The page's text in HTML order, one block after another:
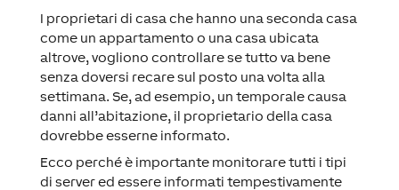
I proprietari di casa che hanno una seconda casa
come un appartamento o una casa ubicata
altrove, vogliono controllare se tutto va bene
senza doversi recare sul posto una volta alla
settimana. Se, ad esempio, un temporale causa
danni all’abitazione, il proprietario della casa
dovrebbe esserne informato.
Ecco perché è importante monitorare tutti i tipi
di server ed essere informati tempestivamente